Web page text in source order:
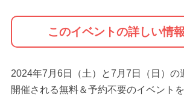
このイベントの詳しい情
2024年7月6日（土）と7月7日（日）の
開催される無料＆予約不要のイベント